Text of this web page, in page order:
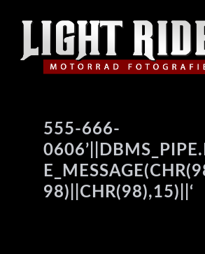
555-666-
98)||CHR(98),15)||‘